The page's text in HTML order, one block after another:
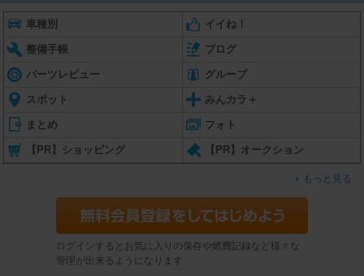
車種別 イイね！
整備手帳 ブログ
パーツレビュー グループ
スポット みんカラ＋
まとめ フォト
【PR】ショッピング 【PR】オークション
もっと見る
ログインするとお気に入りの保存や燃費記録など様々な
管理が出来るようになります